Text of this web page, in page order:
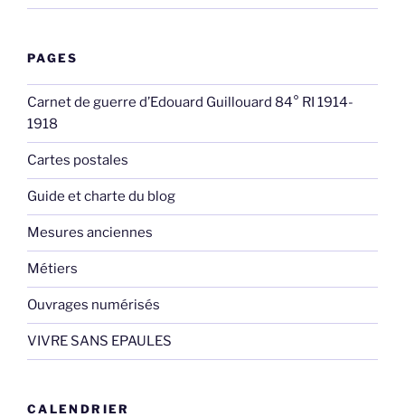
PAGES
Carnet de guerre d’Edouard Guillouard 84° RI 1914-
1918
Cartes postales
Guide et charte du blog
Mesures anciennes
Métiers
Ouvrages numérisés
VIVRE SANS EPAULES
CALENDRIER